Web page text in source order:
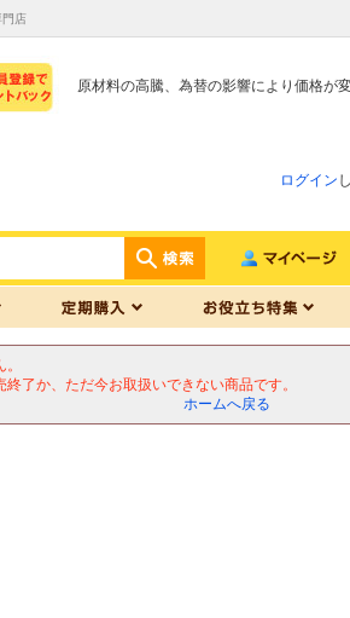
門店
原材料の高騰、為替の影響により価格が
ログイン
終了か、ただ今お取扱いできない商品です。
ホームへ戻る